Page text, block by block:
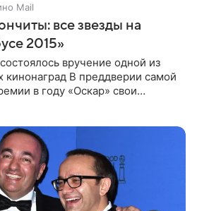
Mail
все звезды на
2015»
вручение одной из
В преддверии самой
в году «Оскар» свои